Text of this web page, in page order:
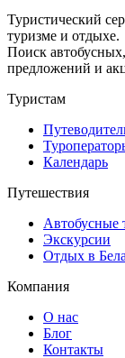
Туристический
туризме и отдыхе.
Поиск
предложений и
Туристам
Календарь
Путешествия
Автобусные
Экскурсии
Отдых в
Компания
О нас
Блог
Контакты